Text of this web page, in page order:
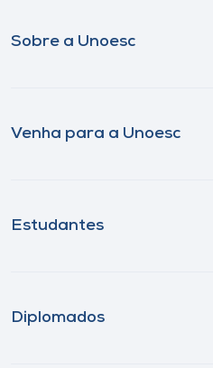
Sobre a Unoesc
Venha para a Unoesc
Estudantes
Diplomados